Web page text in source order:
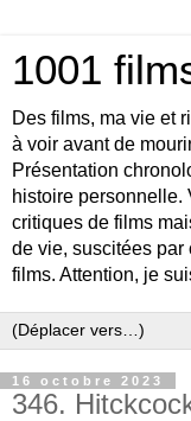
1001
Des films, ma vie et
à voir avant de
Présentation
histoire personnelle.
critiques de films
de vie, suscitées
films. Attention, je
16 octobre 2023
346.